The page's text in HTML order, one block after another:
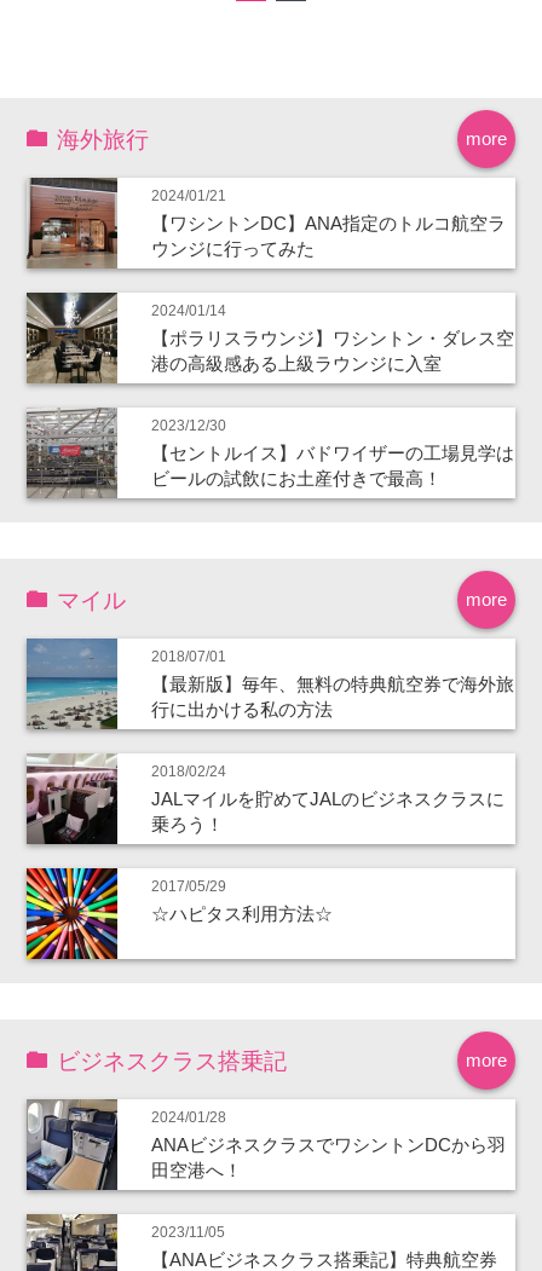
more
海外旅行
2024/01/21
【ワシントンDC】ANA指定のトルコ航空ラ
ウンジに行ってみた
2024/01/14
【ポラリスラウンジ】ワシントン・ダレス空
港の高級感ある上級ラウンジに入室
2023/12/30
【セントルイス】バドワイザーの工場見学は
ビールの試飲にお土産付きで最高！
more
マイル
2018/07/01
【最新版】毎年、無料の特典航空券で海外旅
行に出かける私の方法
2018/02/24
JALマイルを貯めてJALのビジネスクラスに
乗ろう！
2017/05/29
☆ハピタス利用方法☆
more
ビジネスクラス搭乗記
2024/01/28
ANAビジネスクラスでワシントンDCから羽
田空港へ！
2023/11/05
【ANAビジネスクラス搭乗記】特典航空券